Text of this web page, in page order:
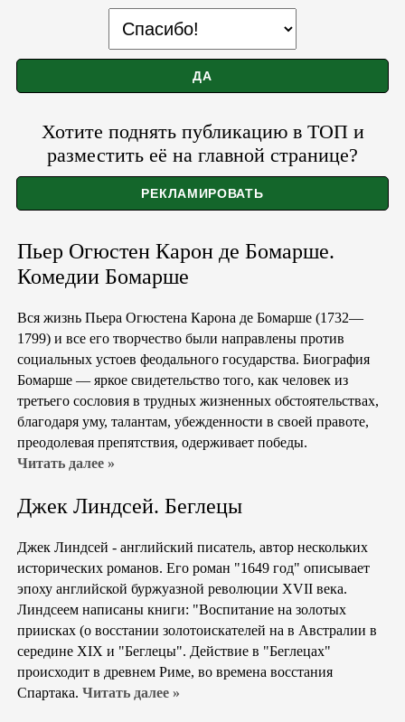
Хотите поднять публикацию в ТОП и
разместить её на главной странице?
Пьер Огюстен Карон де Бомарше.
Комедии Бомарше
Вся жизнь Пьера Огюстена Карона де Бомарше (1732—
1799) и все его творчество были направлены против
социальных устоев феодального государства. Биография
Бомарше — яркое свидетельство того, как человек из
третьего сословия в трудных жизненных обстоятельствах,
благодаря уму, талантам, убежденности в своей правоте,
преодолевая препятствия, одерживает победы.
Читать далее »
Джек Линдсей. Беглецы
Джек Линдсей - английский писатель, автор нескольких
исторических романов. Его роман "1649 год" описывает
эпоху английской буржуазной революции XVII века.
Линдсеем написаны книги: "Воспитание на золотых
приисках (о восстании золотоискателей на в Австралии в
середине XIX и "Беглецы". Действие в "Беглецах"
происходит в древнем Риме, во времена восстания
Спартака. Читать далее »